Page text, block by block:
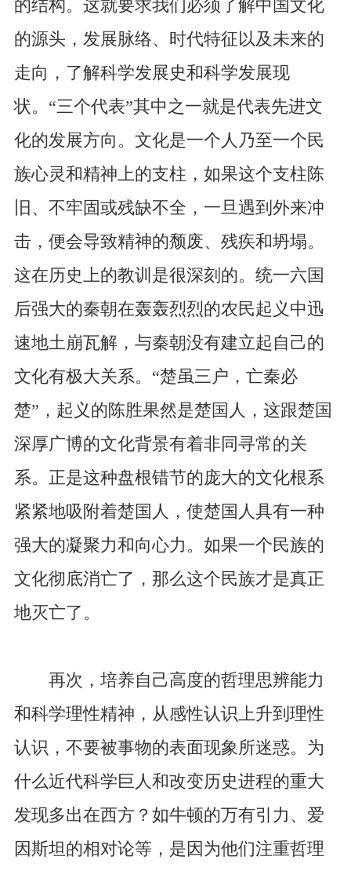
的结构。这就要求我们必须了解中国文化
的源头，发展脉络、时代特征以及未来的
走向，了解科学发展史和科学发展现
状。“三个代表”其中之一就是代表先进文
化的发展方向。文化是一个人乃至一个民
族心灵和精神上的支柱，如果这个支柱陈
旧、不牢固或残缺不全，一旦遇到外来冲
击，便会导致精神的颓废、残疾和坍塌。
这在历史上的教训是很深刻的。统一六国
后强大的秦朝在轰轰烈烈的农民起义中迅
速地土崩瓦解，与秦朝没有建立起自己的
文化有极大关系。“楚虽三户，亡秦必
楚”，起义的陈胜果然是楚国人，这跟楚国
深厚广博的文化背景有着非同寻常的关
系。正是这种盘根错节的庞大的文化根系
紧紧地吸附着楚国人，使楚国人具有一种
强大的凝聚力和向心力。如果一个民族的
文化彻底消亡了，那么这个民族才是真正
地灭亡了。
再次，培养自己高度的哲理思辨能力
和科学理性精神，从感性认识上升到理性
认识，不要被事物的表面现象所迷惑。为
什么近代科学巨人和改变历史进程的重大
发现多出在西方？如牛顿的万有引力、爱
因斯坦的相对论等，是因为他们注重哲理